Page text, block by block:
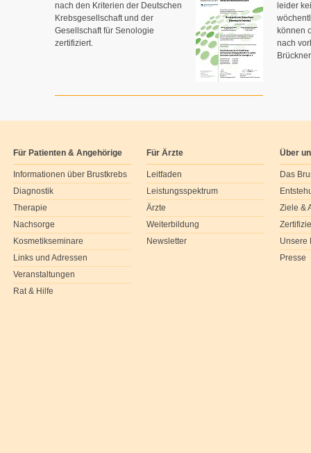
nach den Kriterien der Deutschen
Krebsgesellschaft und der
Gesellschaft für Senologie
zertifiziert.
leider
können
nach
Für Patienten & Angehörige
Informationen über Brustkrebs
Diagnostik
Therapie
Nachsorge
Kosmetikseminare
Links und Adressen
Veranstaltungen
Rat & Hilfe
Für Ärzte
Leitfaden
Leistungsspektrum
Ärzte
Weiterbildung
Newsletter
Über
Das
Ziele &
Unsere
Presse